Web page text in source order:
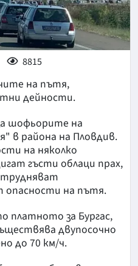
8815
на пътя,
дейности.
шофьорите на
в района на Пловдив.
на няколко
гъсти облаци прах,
опасности на пътя.
платното за Бургас,
двупосочно
до 70 км/ч.